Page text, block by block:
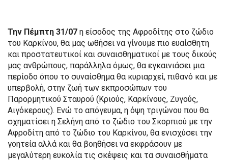
Την Πέμπτη 31/07 η είσοδος της Αφροδίτης στο ζώδιο
του Καρκίνου, θα μας ωθήσει να γίνουμε πιο ευαίσθητη
και προστατευτικοί και συναισθηματικοί με τους δικούς
μας ανθρώπους, παράλληλα όμως, θα εγκαινιάσει μια
περίοδο όπου το συναίσθημα θα κυριαρχεί, πιθανό και με
υπερβολή, στην ζωή των εκπροσώπων του
Παρορμητικού Σταυρού (Κριούς, Καρκίνους, Ζυγούς,
Αιγόκερους). Ενώ το απόγευμα, η όψη τριγώνου που θα
σχηματίσει η Σελήνη από το ζώδιο του Σκορπιού με την
Αφροδίτη από το ζώδιο του Καρκίνου, θα ενισχύσει την
γοητεία αλλά και θα βοηθήσει να εκφράσουν με
μεγαλύτερη ευκολία τις σκέψεις και τα συναισθήματα